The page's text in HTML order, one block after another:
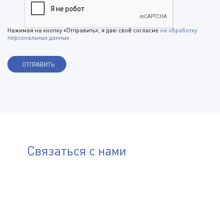
Нажимая на кнопку «Отправить», я даю своё согласиена обработку
персональных данных
Связаться с нами